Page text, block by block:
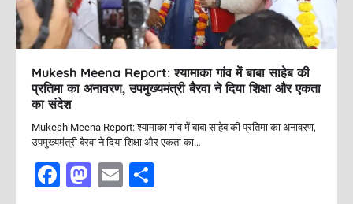
Mukesh Meena Report: श्यामाका गांव में बाबा साहेब की
प्रतिमा का अनावरण, उपमुख्यमंत्री बैरवा ने दिया शिक्षा और एकता
का संदेश
Mukesh Meena Report: श्यामाका गांव में बाबा साहेब की प्रतिमा का अनावरण,
उपमुख्यमंत्री बैरवा ने दिया शिक्षा और एकता का…
F
M E